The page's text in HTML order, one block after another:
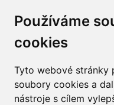
Používáme
cookies
Tyto webové stránky
soubory cookies a
nástroje s cílem
OTVÍRACÍ DOBA
01 Jihlava
: CZ29184134